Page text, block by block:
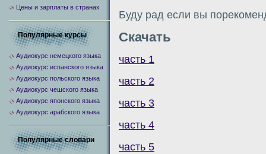
Буду рад если вы
Скачать
часть 1
часть 2
часть 3
часть 4
часть 5
Цены и зарплаты в странах
Популярные курсы
Аудиокурс немецкого языка
Аудиокурс испанского языка
Аудиокурс польского языка
Аудиокурс чешского языка
Аудиокурс японского языка
Аудиокурс арабского языка
Популярные словари